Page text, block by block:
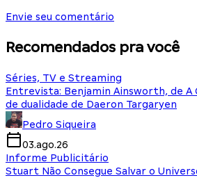
Envie seu comentário
Recomendados pra você
Séries, TV e Streaming
Entrevista: Benjamin Ainsworth, de A
de dualidade de Daeron Targaryen
Pedro Siqueira
03.ago.26
Informe Publicitário
Stuart Não Consegue Salvar o